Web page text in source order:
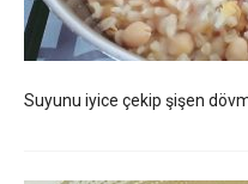
Suyunu iyice çekip şişen